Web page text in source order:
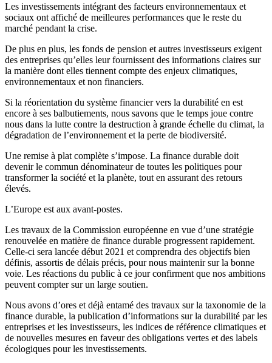
Les investissements intégrant des facteurs environnementaux et
sociaux ont affiché de meilleures performances que le reste du
marché pendant la crise.
De plus en plus, les fonds de pension et autres investisseurs exigent
des entreprises qu’elles leur fournissent des informations claires sur
la manière dont elles tiennent compte des enjeux climatiques,
environnementaux et non financiers.
Si la réorientation du système financier vers la durabilité en est
encore à ses balbutiements, nous savons que le temps joue contre
nous dans la lutte contre la destruction à grande échelle du climat, la
dégradation de l’environnement et la perte de biodiversité.
Une remise à plat complète s’impose. La finance durable doit
devenir le commun dénominateur de toutes les politiques pour
transformer la société et la planète, tout en assurant des retours
élevés.
L’Europe est aux avant-postes.
Les travaux de la Commission européenne en vue d’une stratégie
renouvelée en matière de finance durable progressent rapidement.
Celle-ci sera lancée début 2021 et comprendra des objectifs bien
définis, assortis de délais précis, pour nous maintenir sur la bonne
voie. Les réactions du public à ce jour confirment que nos ambitions
peuvent compter sur un large soutien.
Nous avons d’ores et déjà entamé des travaux sur la taxonomie de la
finance durable, la publication d’informations sur la durabilité par les
entreprises et les investisseurs, les indices de référence climatiques et
de nouvelles mesures en faveur des obligations vertes et des labels
écologiques pour les investissements.